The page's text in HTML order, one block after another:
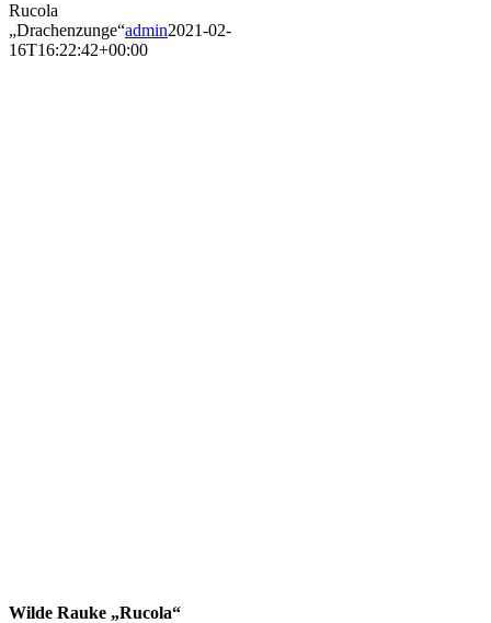
Rucola
„Drachenzunge“admin2021-02-
16T16:22:42+00:00
Wilde Rauke „Rucola“